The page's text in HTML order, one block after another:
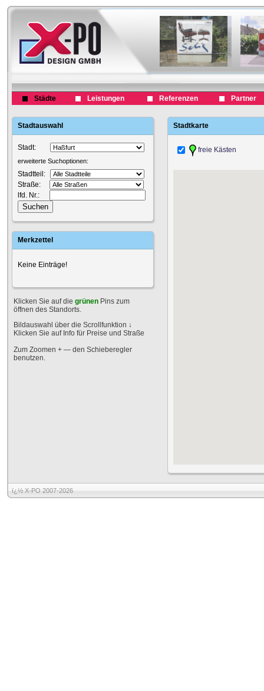
Städte Leistungen Referenzen Partner
Stadtauswahl
Stadt:
erweiterte Suchoptionen:
Stadtteil:
Straße:
lfd. Nr.:
Merkzettel
Keine Einträge!
Klicken Sie auf die grünen Pins zum
öffnen des Standorts.
Bildauswahl über die Scrollfunktion ↓
Klicken Sie auf Info für Preise und Straße
Zum Zoomen + — den Schieberegler
benutzen.
Stadtkarte
freie Kästen
ï¿½ X-PO 2007-2026